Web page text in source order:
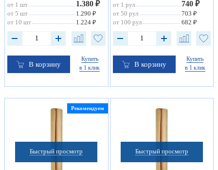
от 1 шт 1.380 ₽
от 5 шт
1.290 ₽
от 10 шт
1.224 ₽
В корзину
Купить
в 1 клик
от 1 рул 740 ₽
от 50 рул
703 ₽
от 100 рул
682 ₽
В корзину
Купить
в 1 клик
Быстрый просмотр
Рекомендуем
Быстрый просмотр